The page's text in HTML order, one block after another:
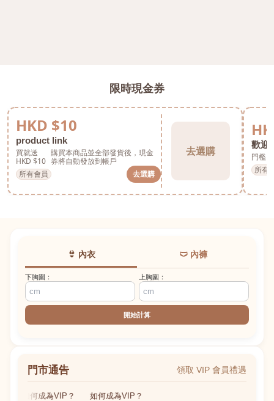
限時現金券
HKD $10
product link
買就送
HKD $10
購買本商品並全部發貨後，現金
券將自動發放到帳戶
所有會員
去選購
去選購
歡迎
門檻
所有
👙 內衣 🩲 內褲
下胸圍： 上胸圍：
開始計算
門市通告 領取 VIP 會員禮遇
如何成為VIP？ 如何成為VIP？